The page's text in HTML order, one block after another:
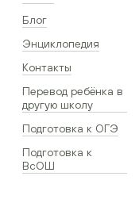
Блог
Энциклопедия
Контакты
Перевод ребёнка в
другую школу
Подготовка к ОГЭ
Подготовка к
ВсОШ